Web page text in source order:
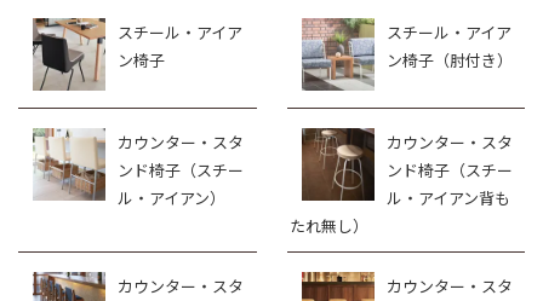
スチール・アイア
ン椅子
スチール・アイア
ン椅子（肘付き）
カウンター・スタ
ンド椅子（スチー
ル・アイアン）
カウンター・スタ
ンド椅子（スチー
ル・アイアン背も
たれ無し）
カウンター・スタ
カウンター・スタ